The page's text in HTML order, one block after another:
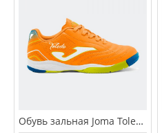
Обувь зальная Joma Toledo JR TOJS.2608.IN